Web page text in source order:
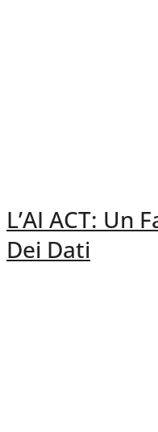
L’AI ACT: Un
Dei Dati